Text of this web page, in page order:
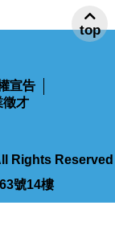
宣告
徵才
Rights Reserved
號14樓
top